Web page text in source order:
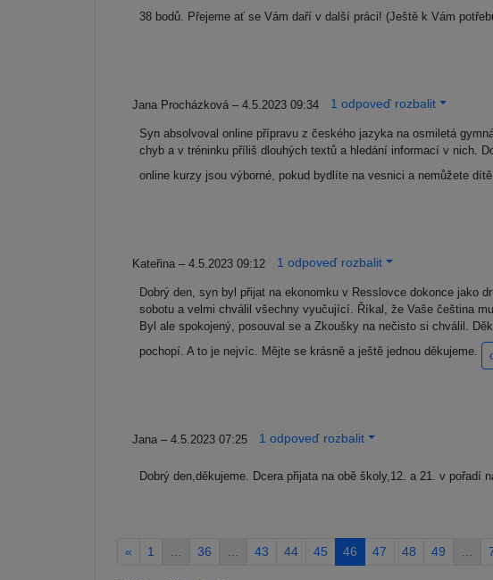
38 bodů. Přejeme ať se Vám daří v další práci! (Ještě k Vám
Jana Procházková – 4.5.2023 09:34 1 odpoveď rozbalit
Syn absolvoval online přípravu z českého jazyka na osmiletá
chyb a v tréninku příliš dlouhých textů a hledání informací v nich.
online kurzy jsou výborné, pokud bydlíte na vesnici a nemůžete
Kateřina – 4.5.2023 09:12 1 odpoveď rozbalit
Dobrý den, syn byl přijat na ekonomku v Resslovce dokonce jako
sobotu a velmi chválil všechny vyučující. Říkal, že Vaše čeština
Byl ale spokojený, posouval se a Zkoušky na nečisto si chválil.
pochopí. A to je nejvíc. Mějte se krásně a ještě jednou děkujeme.
Jana – 4.5.2023 07:25 1 odpoveď rozbalit
Dobrý den,děkujeme. Dcera přijata na obě školy,12. a 21. v pořadí
« 1 36 43 44 45 46 47 48 49